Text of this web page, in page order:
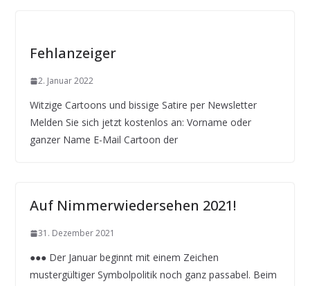
Fehlanzeiger
2. Januar 2022
Witzige Cartoons und bissige Satire per Newsletter
Melden Sie sich jetzt kostenlos an: Vorname oder
ganzer Name E-Mail Cartoon der
Auf Nimmerwiedersehen 2021!
31. Dezember 2021
●●● Der Januar beginnt mit einem Zeichen
mustergültiger Symbolpolitik noch ganz passabel. Beim